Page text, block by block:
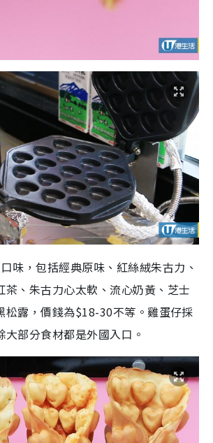
味，包括經典原味、紅絲絨朱古力、
茶、朱古力心太軟、流心奶黃、芝士
松露，價錢為$18-30不等。雞蛋仔採
大部分食材都是外國入口。